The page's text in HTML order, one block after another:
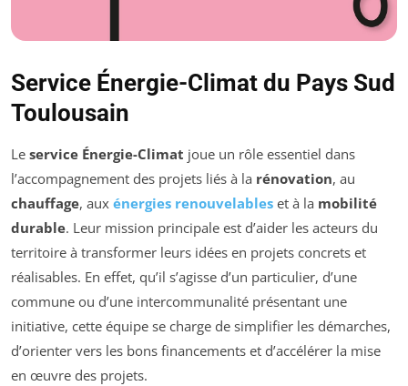
Service Énergie-Climat du Pays Sud
Toulousain
Le service Énergie-Climat joue un rôle essentiel dans
l’accompagnement des projets liés à la rénovation, au
chauffage, aux énergies renouvelables et à la mobilité
durable. Leur mission principale est d’aider les acteurs du
territoire à transformer leurs idées en projets concrets et
réalisables. En effet, qu’il s’agisse d’un particulier, d’une
commune ou d’une intercommunalité présentant une
initiative, cette équipe se charge de simplifier les démarches,
d’orienter vers les bons financements et d’accélérer la mise
en œuvre des projets.